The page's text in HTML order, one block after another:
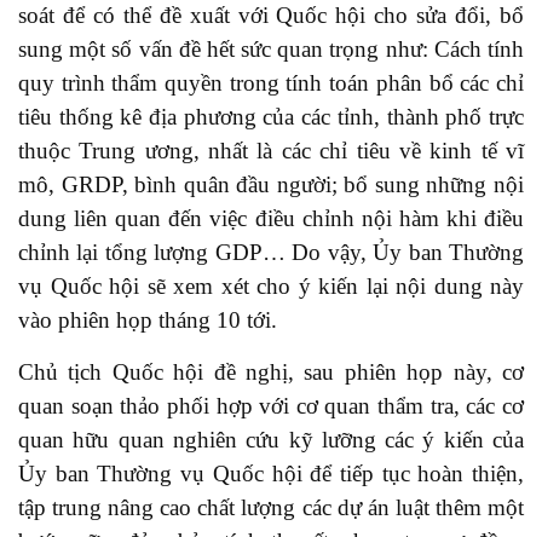
soát để có thể đề xuất với Quốc hội cho sửa đổi, bổ
sung một số vấn đề hết sức quan trọng như: Cách tính
quy trình thẩm quyền trong tính toán phân bổ các chỉ
tiêu thống kê địa phương của các tỉnh, thành phố trực
thuộc Trung ương, nhất là các chỉ tiêu về kinh tế vĩ
mô, GRDP, bình quân đầu người; bổ sung những nội
dung liên quan đến việc điều chỉnh nội hàm khi điều
chỉnh lại tổng lượng GDP… Do vậy, Ủy ban Thường
vụ Quốc hội sẽ xem xét cho ý kiến lại nội dung này
vào phiên họp tháng 10 tới.
Chủ tịch Quốc hội đề nghị, sau phiên họp này, cơ
quan soạn thảo phối hợp với cơ quan thẩm tra, các cơ
quan hữu quan nghiên cứu kỹ lưỡng các ý kiến của
Ủy ban Thường vụ Quốc hội để tiếp tục hoàn thiện,
tập trung nâng cao chất lượng các dự án luật thêm một